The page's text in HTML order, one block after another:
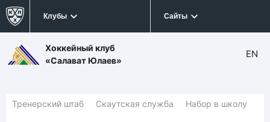
Клубы Сайты
Хоккейный клуб
«Салават Юлаев»
EN
Тренерский штаб Скаутская служба Набор в школу